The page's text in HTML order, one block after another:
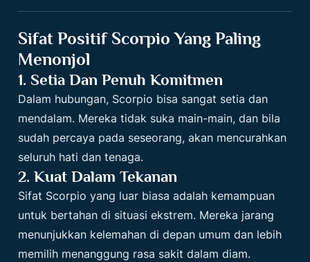
Sifat Positif Scorpio Yang Paling
Menonjol
1. Setia Dan Penuh Komitmen
Dalam hubungan, Scorpio bisa sangat setia dan
mendalam. Mereka tidak suka main-main, dan bila
sudah percaya pada seseorang, akan mencurahkan
seluruh hati dan tenaga.
2. Kuat Dalam Tekanan
Sifat Scorpio yang luar biasa adalah kemampuan
untuk bertahan di situasi ekstrem. Mereka jarang
menunjukkan kelemahan di depan umum dan lebih
memilih menanggung rasa sakit dalam diam.